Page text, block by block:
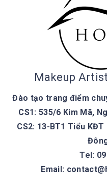
Makeup
Đào tạo trang điểm
CS1: 535/6 Kim Mã,
CS2: 13-BT1 Tiểu
Tel:
Email: